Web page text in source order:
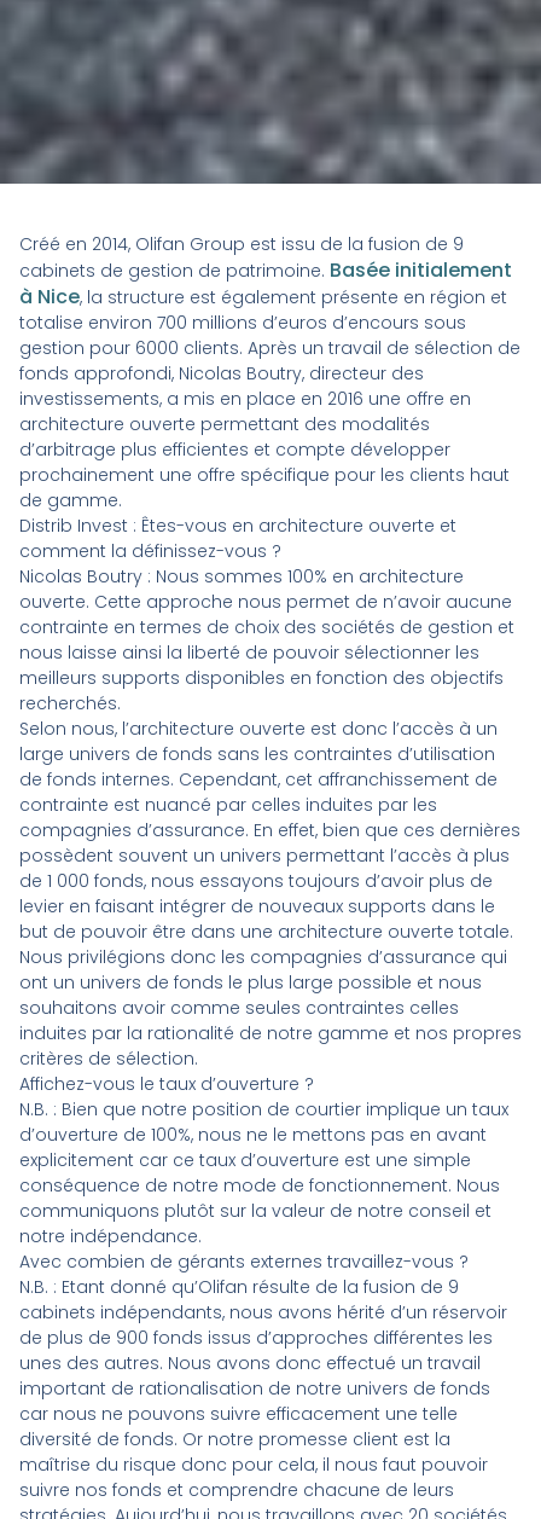
Créé en 2014, Olifan Group est issu de la fusion de 9
cabinets de gestion de patrimoine. Basée initialement
à Nice, la structure est également présente en région et
totalise environ 700 millions d’euros d’encours sous
gestion pour 6000 clients. Après un travail de sélection de
fonds approfondi, Nicolas Boutry, directeur des
investissements, a mis en place en 2016 une offre en
architecture ouverte permettant des modalités
d’arbitrage plus efficientes et compte développer
prochainement une offre spécifique pour les clients haut
de gamme.
Distrib Invest : Êtes-vous en architecture ouverte et
comment la définissez-vous ?
Nicolas Boutry : Nous sommes 100% en architecture
ouverte. Cette approche nous permet de n’avoir aucune
contrainte en termes de choix des sociétés de gestion et
nous laisse ainsi la liberté de pouvoir sélectionner les
meilleurs supports disponibles en fonction des objectifs
recherchés.
Selon nous, l’architecture ouverte est donc l’accès à un
large univers de fonds sans les contraintes d’utilisation
de fonds internes. Cependant, cet affranchissement de
contrainte est nuancé par celles induites par les
compagnies d’assurance. En effet, bien que ces dernières
possèdent souvent un univers permettant l’accès à plus
de 1 000 fonds, nous essayons toujours d’avoir plus de
levier en faisant intégrer de nouveaux supports dans le
but de pouvoir être dans une architecture ouverte totale.
Nous privilégions donc les compagnies d’assurance qui
ont un univers de fonds le plus large possible et nous
souhaitons avoir comme seules contraintes celles
induites par la rationalité de notre gamme et nos propres
critères de sélection.
Affichez-vous le taux d’ouverture ?
N.B. : Bien que notre position de courtier implique un taux
d’ouverture de 100%, nous ne le mettons pas en avant
explicitement car ce taux d’ouverture est une simple
conséquence de notre mode de fonctionnement. Nous
communiquons plutôt sur la valeur de notre conseil et
notre indépendance.
Avec combien de gérants externes travaillez-vous ?
N.B. : Etant donné qu’Olifan résulte de la fusion de 9
cabinets indépendants, nous avons hérité d’un réservoir
de plus de 900 fonds issus d’approches différentes les
unes des autres. Nous avons donc effectué un travail
important de rationalisation de notre univers de fonds
car nous ne pouvons suivre efficacement une telle
diversité de fonds. Or notre promesse client est la
maîtrise du risque donc pour cela, il nous faut pouvoir
suivre nos fonds et comprendre chacune de leurs